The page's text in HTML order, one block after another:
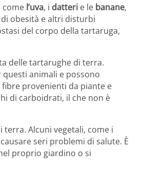
l’uva, i datteri e le banane,
obesità e altri disturbi
del corpo della tartaruga,
delle tartarughe di terra.
animali e possono
provenienti da piante e
di carboidrati, il che non è
Alcuni vegetali, come i
seri problemi di salute. È
proprio giardino o si